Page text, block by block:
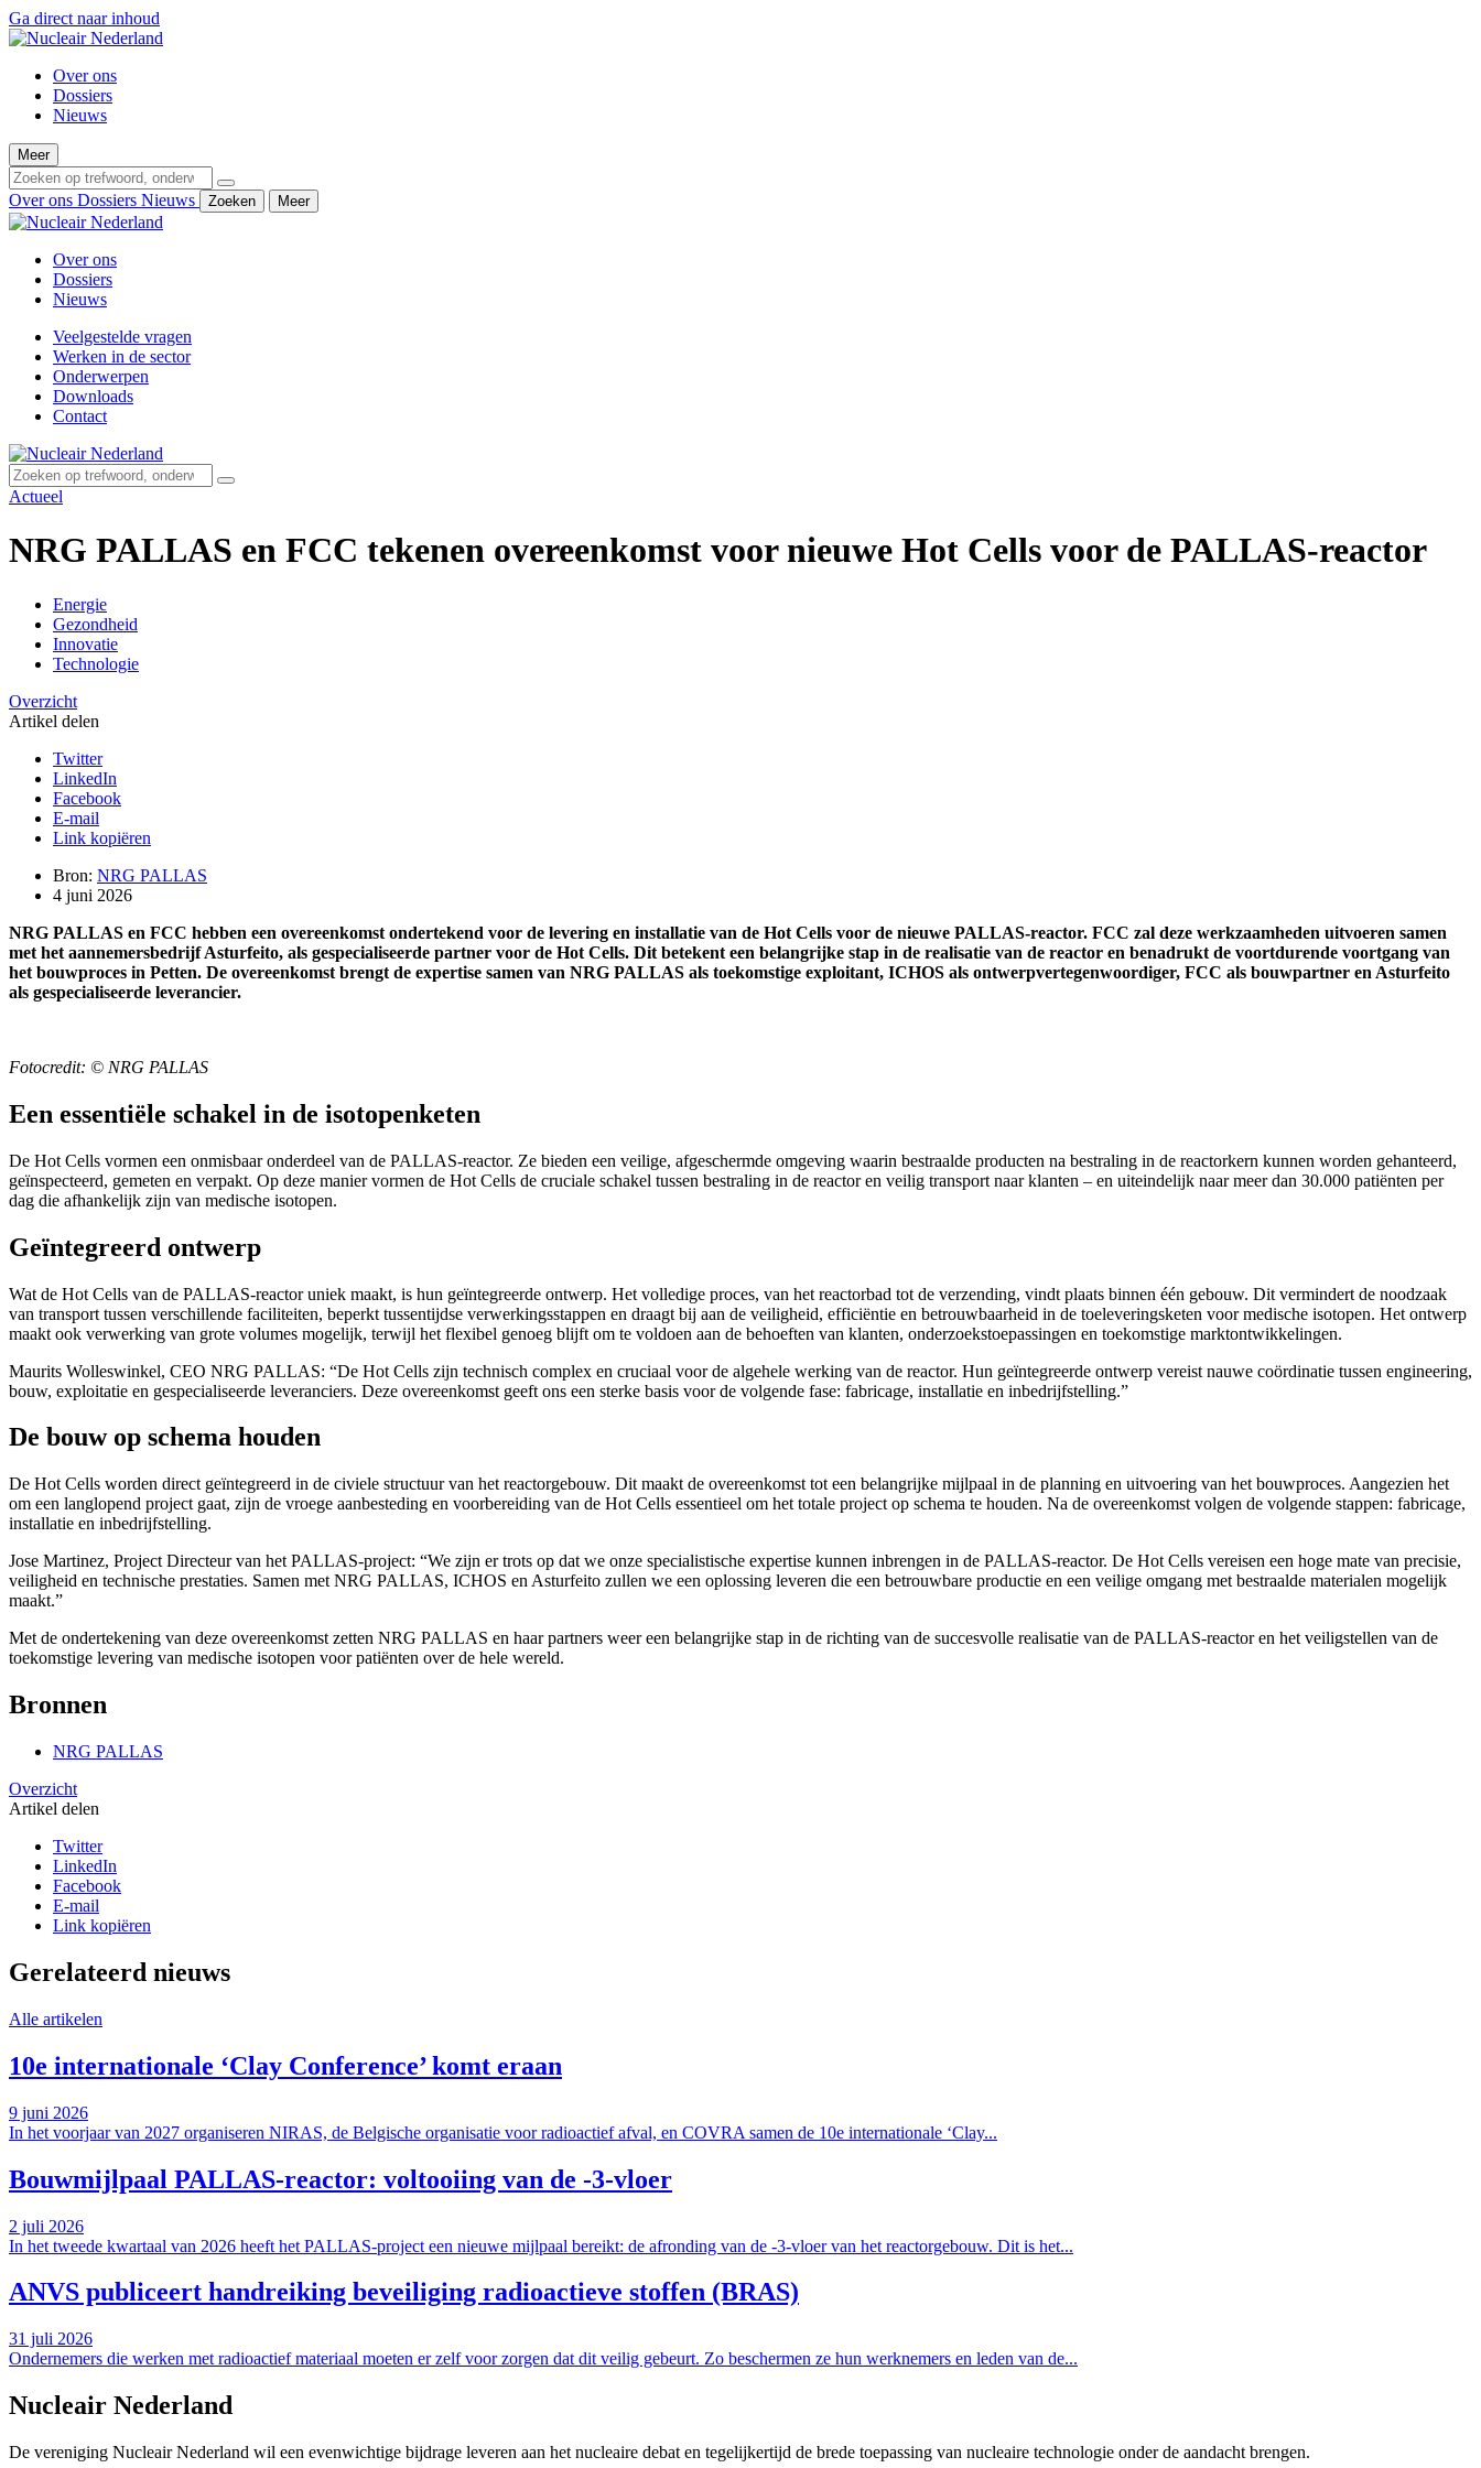
Ga direct naar inhoud
Over ons
Dossiers
Nieuws
Meer
Over ons Dossiers Nieuws Zoeken Meer
Over ons
Dossiers
Nieuws
Veelgestelde vragen
Werken in de sector
Onderwerpen
Downloads
Contact
Actueel
NRG PALLAS en FCC tekenen overeenkomst voor nieuwe Hot Cells voor de PALLAS-reactor
Energie
Gezondheid
Innovatie
Technologie
Overzicht
Artikel delen
Twitter
LinkedIn
Facebook
E-mail
Link kopiëren
Bron: NRG PALLAS
4 juni 2026
NRG PALLAS en FCC hebben een overeenkomst ondertekend voor de levering en installatie van de Hot Cells voor de nieuwe PALLAS-reactor. FCC zal deze werkzaamheden uitvoeren samen
met het aannemersbedrijf Asturfeito, als gespecialiseerde partner voor de Hot Cells. Dit betekent een belangrijke stap in de realisatie van de reactor en benadrukt de voortdurende voortgang van
het bouwproces in Petten. De overeenkomst brengt de expertise samen van NRG PALLAS als toekomstige exploitant, ICHOS als ontwerpvertegenwoordiger, FCC als bouwpartner en Asturfeito
als gespecialiseerde leverancier.
Fotocredit: © NRG PALLAS
Een essentiële schakel in de isotopenketen
De Hot Cells vormen een onmisbaar onderdeel van de PALLAS-reactor. Ze bieden een veilige, afgeschermde omgeving waarin bestraalde producten na bestraling in de reactorkern kunnen worden gehanteerd,
geïnspecteerd, gemeten en verpakt. Op deze manier vormen de Hot Cells de cruciale schakel tussen bestraling in de reactor en veilig transport naar klanten – en uiteindelijk naar meer dan 30.000 patiënten per
dag die afhankelijk zijn van medische isotopen.
Geïntegreerd ontwerp
Wat de Hot Cells van de PALLAS-reactor uniek maakt, is hun geïntegreerde ontwerp. Het volledige proces, van het reactorbad tot de verzending, vindt plaats binnen één gebouw. Dit vermindert de noodzaak
van transport tussen verschillende faciliteiten, beperkt tussentijdse verwerkingsstappen en draagt bij aan de veiligheid, efficiëntie en betrouwbaarheid in de toeleveringsketen voor medische isotopen. Het ontwerp
maakt ook verwerking van grote volumes mogelijk, terwijl het flexibel genoeg blijft om te voldoen aan de behoeften van klanten, onderzoekstoepassingen en toekomstige marktontwikkelingen.
Maurits Wolleswinkel, CEO NRG PALLAS: “De Hot Cells zijn technisch complex en cruciaal voor de algehele werking van de reactor. Hun geïntegreerde ontwerp vereist nauwe coördinatie tussen engineering,
bouw, exploitatie en gespecialiseerde leveranciers. Deze overeenkomst geeft ons een sterke basis voor de volgende fase: fabricage, installatie en inbedrijfstelling.”
De bouw op schema houden
De Hot Cells worden direct geïntegreerd in de civiele structuur van het reactorgebouw. Dit maakt de overeenkomst tot een belangrijke mijlpaal in de planning en uitvoering van het bouwproces. Aangezien het
om een langlopend project gaat, zijn de vroege aanbesteding en voorbereiding van de Hot Cells essentieel om het totale project op schema te houden. Na de overeenkomst volgen de volgende stappen: fabricage,
installatie en inbedrijfstelling.
Jose Martinez, Project Directeur van het PALLAS-project: “We zijn er trots op dat we onze specialistische expertise kunnen inbrengen in de PALLAS-reactor. De Hot Cells vereisen een hoge mate van precisie,
veiligheid en technische prestaties. Samen met NRG PALLAS, ICHOS en Asturfeito zullen we een oplossing leveren die een betrouwbare productie en een veilige omgang met bestraalde materialen mogelijk
maakt.”
Met de ondertekening van deze overeenkomst zetten NRG PALLAS en haar partners weer een belangrijke stap in de richting van de succesvolle realisatie van de PALLAS-reactor en het veiligstellen van de
toekomstige levering van medische isotopen voor patiënten over de hele wereld.
Bronnen
NRG PALLAS
Overzicht
Artikel delen
Twitter
LinkedIn
Facebook
E-mail
Link kopiëren
Gerelateerd nieuws
Alle artikelen
10e internationale ‘Clay Conference’ komt eraan
9 juni 2026
In het voorjaar van 2027 organiseren NIRAS, de Belgische organisatie voor radioactief afval, en COVRA samen de 10e internationale ‘Clay...
Bouwmijlpaal PALLAS-reactor: voltooiing van de -3-vloer
2 juli 2026
In het tweede kwartaal van 2026 heeft het PALLAS-project een nieuwe mijlpaal bereikt: de afronding van de -3-vloer van het reactorgebouw. Dit is het...
ANVS publiceert handreiking beveiliging radioactieve stoffen (BRAS)
31 juli 2026
Ondernemers die werken met radioactief materiaal moeten er zelf voor zorgen dat dit veilig gebeurt. Zo beschermen ze hun werknemers en leden van de...
Nucleair Nederland
De vereniging Nucleair Nederland wil een evenwichtige bijdrage leveren aan het nucleaire debat en tegelijkertijd de brede toepassing van nucleaire technologie onder de aandacht brengen.